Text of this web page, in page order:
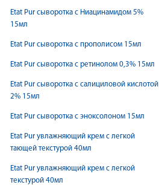
Etat Pur сыворотка с Ниацинамидом 5%
15мл
Etat Pur сыворотка с прополисом 15мл
Etat Pur сыворотка с ретинолом 0,3% 15мл
Etat Pur сыворотка с салициловой кислотой
2% 15мл
Etat Pur сыворотка с эноксолоном 15мл
Etat Pur увлажняющий крем с легкой
тающей текстурой 40мл
Etat Pur увлажняющий крем с легкой
текстурой 40мл